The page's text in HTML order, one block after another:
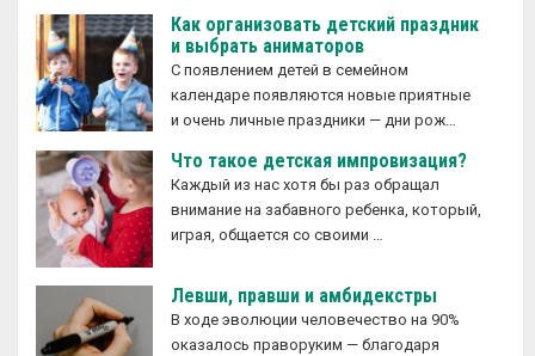
Как организовать детский праздник
и выбрать аниматоров
С появлением детей в семейном
календаре появляются новые приятные
и очень личные праздники — дни рож…
Что такое детская импровизация?
Каждый из нас хотя бы раз обращал
внимание на забавного ребенка, который,
играя, общается со своими …
Левши, правши и амбидекстры
В ходе эволюции человечество на 90%
оказалось праворуким — благодаря